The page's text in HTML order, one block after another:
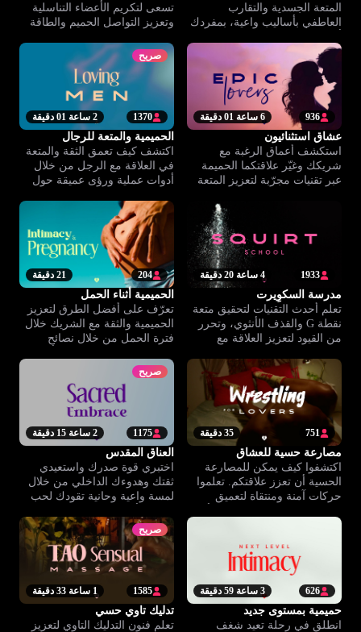
المتعة الجسدية والتقارب
العاطفي بأساليب واعية، بمفردك
تسعى لتكريم الأعضاء التناسلية
وتعزيز التواصل الحميم والطاقة
6 ساعة 01 دقيقة 936
عشاق استثنائيون
استكشف أعماق الرغبة مع
شريكك وغيّر علاقتكما الحميمة
عبر تقنيات مجرّبة لتعزيز المتعة
صريح
2 ساعة 01 دقيقة 1370
الحميمية والمتعة للرجال
اكتشف كيف تعمق الثقة والمتعة
في العلاقة مع الرجل من خلال
أدوات عملية ورؤى عميقة حول
4 ساعة 20 دقيقة 1933
مدرسة السكوِيرت
تعلم أحدث التقنيات لتحقيق متعة
نقطة G والقذف الأنثوي، وتحرر
من القيود لتعزيز العلاقة مع
21 دقيقة 204
الحميمية أثناء الحمل
تعرّف على أفضل الطرق لتعزيز
الحميمية والثقة مع الشريك خلال
فترة الحمل من خلال نصائح
35 دقيقة 751
مصارعة حسية للعشاق
اكتشفوا كيف يمكن للمصارعة
الحسية أن تعزز علاقتكم. تعلموا
حركات آمنة ومنتقاة لتعميق
مع الشريك.
صريح
2 ساعة 15 دقيقة 1175
العناق المقدس
اختبري قوة صدرك واستعيدي
ثقتك وهدوءك الداخلي من خلال
لمسة واعية وحانية تقودك لحب
3 ساعة 59 دقيقة 626
حميمية بمستوى جديد
انطلق في رحلة تعيد شغف
صريح
1 ساعة 33 دقيقة 1585
تدليك تاوي حسي
تعلم فنون التدليك التاوي لتعزيز